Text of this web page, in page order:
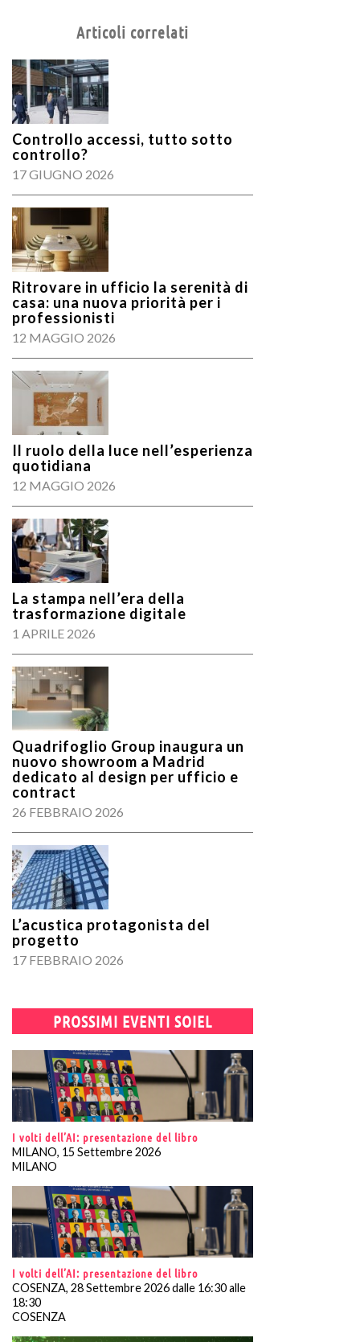
Articoli correlati
Controllo accessi, tutto sotto
controllo?
17 GIUGNO 2026
Ritrovare in ufficio la serenità di
casa: una nuova priorità per i
professionisti
12 MAGGIO 2026
Il ruolo della luce nell’esperienza
quotidiana
12 MAGGIO 2026
La stampa nell’era della
trasformazione digitale
1 APRILE 2026
Quadrifoglio Group inaugura un
nuovo showroom a Madrid
dedicato al design per ufficio e
contract
26 FEBBRAIO 2026
L’acustica protagonista del
progetto
17 FEBBRAIO 2026
PROSSIMI EVENTI SOIEL
I volti dell’AI: presentazione del libro
MILANO, 15 Settembre 2026
MILANO
I volti dell’AI: presentazione del libro
COSENZA, 28 Settembre 2026 dalle 16:30 alle
18:30
COSENZA